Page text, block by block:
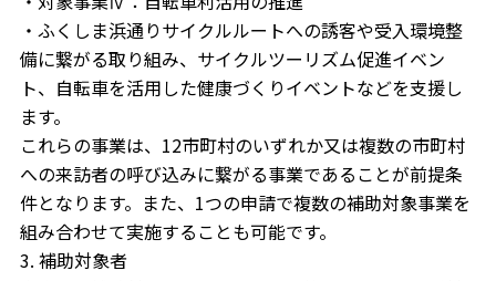
・ふくしま浜通りサイクルルートへの誘客や受入環境整
備に繋がる取り組み、サイクルツーリズム促進イベン
ト、自転車を活用した健康づくりイベントなどを支援し
ます。
これらの事業は、12市町村のいずれか又は複数の市町村
への来訪者の呼び込みに繋がる事業であることが前提条
件となります。また、1つの申請で複数の補助対象事業を
組み合わせて実施することも可能です。
3. 補助対象者